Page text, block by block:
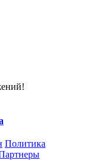
Политика